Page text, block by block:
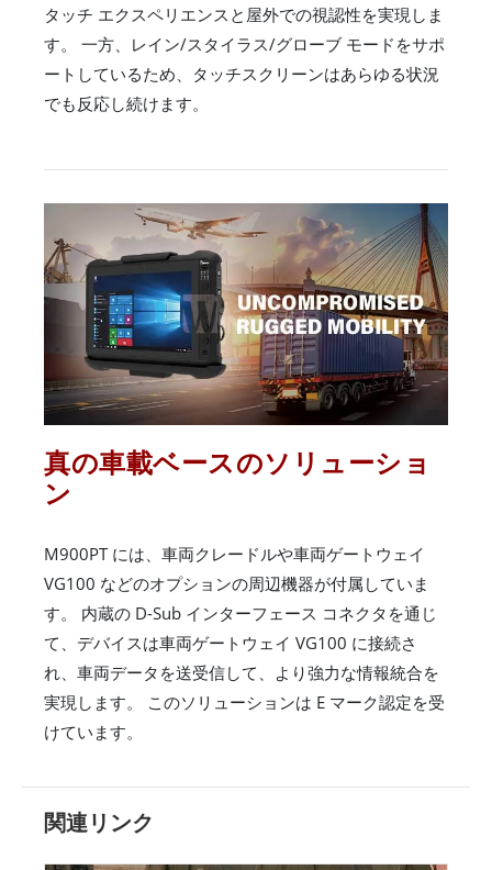
タッチ エクスペリエンスと屋外での視認性を実現しま
す。 一方、レイン/スタイラス/グローブ モードをサポ
ートしているため、タッチスクリーンはあらゆる状況
でも反応し続けます。
真の車載ベースのソリューショ
ン
M900PT には、車両クレードルや車両ゲートウェイ
VG100 などのオプションの周辺機器が付属していま
す。 内蔵の D-Sub インターフェース コネクタを通じ
て、デバイスは車両ゲートウェイ VG100 に接続さ
れ、車両データを送受信して、より強力な情報統合を
実現します。 このソリューションは E マーク認定を受
けています。
関連リンク